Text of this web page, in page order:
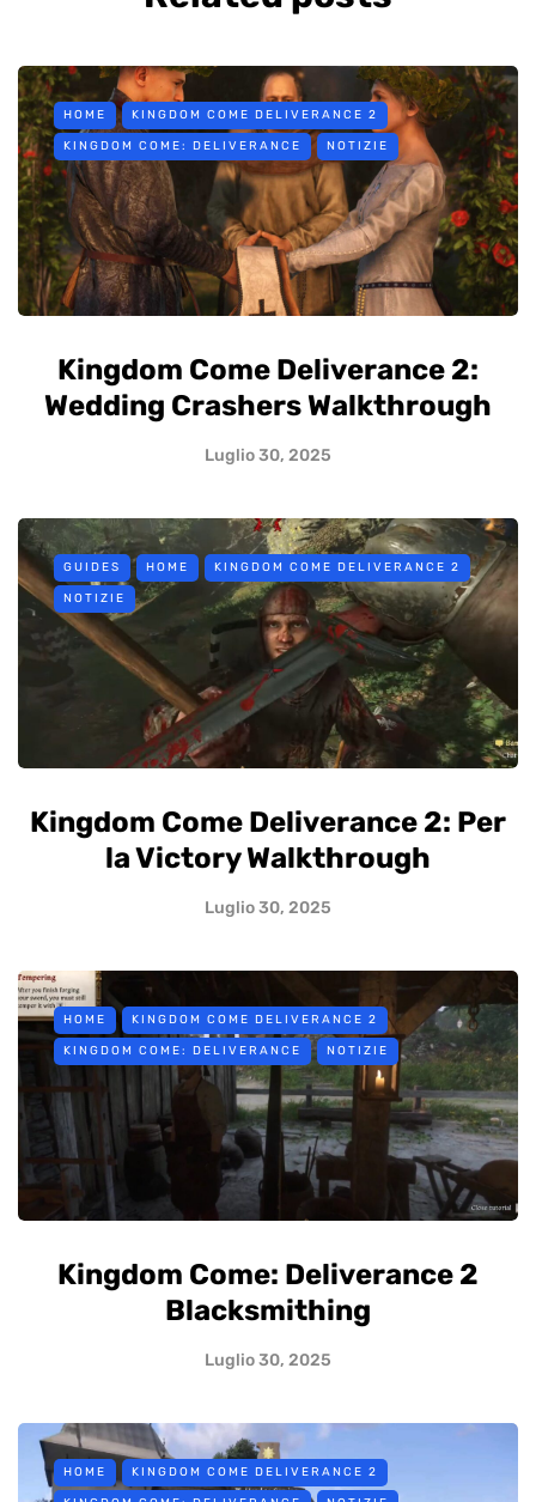
HOME KINGDOM COME DELIVERANCE 2
KINGDOM COME: DELIVERANCE NOTIZIE
Kingdom Come Deliverance 2:
Wedding Crashers Walkthrough
Luglio 30, 2025
GUIDES HOME KINGDOM COME DELIVERANCE 2
NOTIZIE
Kingdom Come Deliverance 2: Per
la Victory Walkthrough
Luglio 30, 2025
HOME KINGDOM COME DELIVERANCE 2
KINGDOM COME: DELIVERANCE NOTIZIE
Kingdom Come: Deliverance 2
Blacksmithing
Luglio 30, 2025
HOME KINGDOM COME DELIVERANCE 2